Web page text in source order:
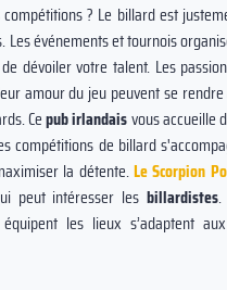
? Le billard est
Les événements et tournois
dévoiler votre talent. Les
amour du jeu peuvent se
Cepub irlandaisvous accueille
compétitions de billard
la détente.Le Scorpion
peut intéresser les billardistes.
les lieux s’adaptent